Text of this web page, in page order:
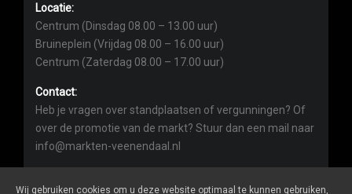
Locatie:
Centrum (Dinsdag 08.00 – 13.00 uur)
Bruineplein (Vrijdag 08.00 – 16.00 uur)
Centrum (Zaterdag 08.00 – 17.00 uur)
Contact:
Heb je vragen over standplaatsen of vergunningen? Of
over de promotie van de markt? Stuur dan een mail naar
info@markten-veenendaal.nl
Wij gebruiken cookies om u deze website optimaal te kunnen gebruiken,